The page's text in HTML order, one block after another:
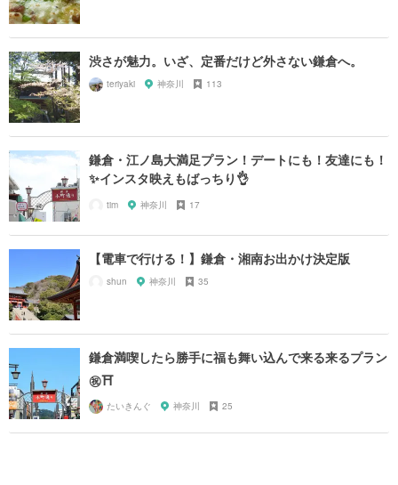
渋さが魅力。いざ、定番だけど外さない鎌倉へ。
teriyaki 神奈川 113
鎌倉・江ノ島大満足プラン！デートにも！友達にも！
✨インスタ映えもばっちり👌
tim 神奈川 17
【電車で行ける！】鎌倉・湘南お出かけ決定版
shun 神奈川 35
鎌倉満喫したら勝手に福も舞い込んで来る来るプラン
㊗️⛩
たいきんぐ 神奈川 25